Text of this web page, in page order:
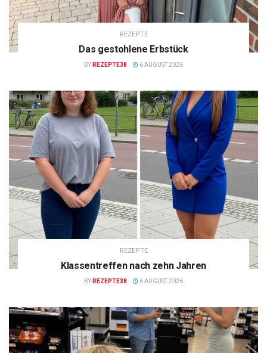
REZEPTE
Das gestohlene Erbstück
BY REZEPTE38 6 AUGUST 2026
REZEPTE
Klassentreffen nach zehn Jahren
BY REZEPTE38 6 AUGUST 2026